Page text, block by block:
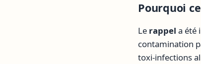
Pourquoi
Le rappel a été
contamination
toxi-infections